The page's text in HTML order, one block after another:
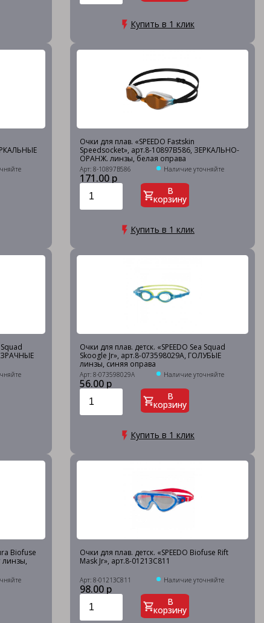
Купить в 1 клик
Очки для плав. «SPEEDO Fastskin
Speedsocket», арт.8-10897B586, ЗЕРКАЛЬНО-
ОРАНЖ. линзы, белая оправа
Арт: 8-10897B586 Наличие уточняйте
171.00 р
В
корзину
Купить в 1 клик
Очки для плав. детск. «SPEEDO Sea Squad
Skoogle Jr», арт.8-073598029A, ГОЛУБЫЕ
линзы, синяя оправа
Арт: 8-073598029A Наличие уточняйте
56.00 р
В
корзину
Купить в 1 клик
Biofuse
линзы,
Очки для плав. детск. «SPEEDO Biofuse Rift
Mask Jr», арт.8-01213C811
Арт: 8-01213C811 Наличие уточняйте
98.00 р
В
корзину